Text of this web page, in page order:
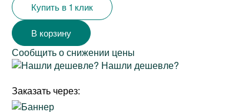
Купить в 1 клик
Сообщить о снижении цены
Нашли дешевле?
Заказать через: